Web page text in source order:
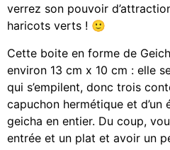
verrez son pouvoir
haricots verts ! 🙂
Cette boite en forme de
environ 13 cm x 10 cm : elle
qui s’empilent, donc trois
capuchon hermétique et d’un
geicha en entier. Du coup,
entrée et un plat et avoir un